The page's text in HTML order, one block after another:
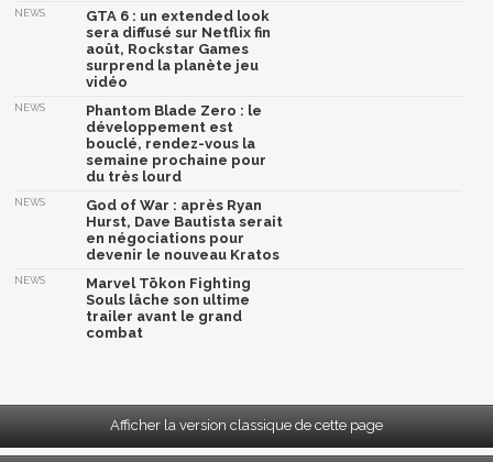
NEWS
GTA 6 : un extended look
sera diffusé sur Netflix fin
août, Rockstar Games
surprend la planète jeu
vidéo
NEWS
Phantom Blade Zero : le
développement est
bouclé, rendez-vous la
semaine prochaine pour
du très lourd
NEWS
God of War : après Ryan
Hurst, Dave Bautista serait
en négociations pour
devenir le nouveau Kratos
NEWS
Marvel Tōkon Fighting
Souls lâche son ultime
trailer avant le grand
combat
Afficher la version classique de cette page